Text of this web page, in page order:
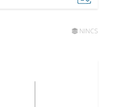
NINCS